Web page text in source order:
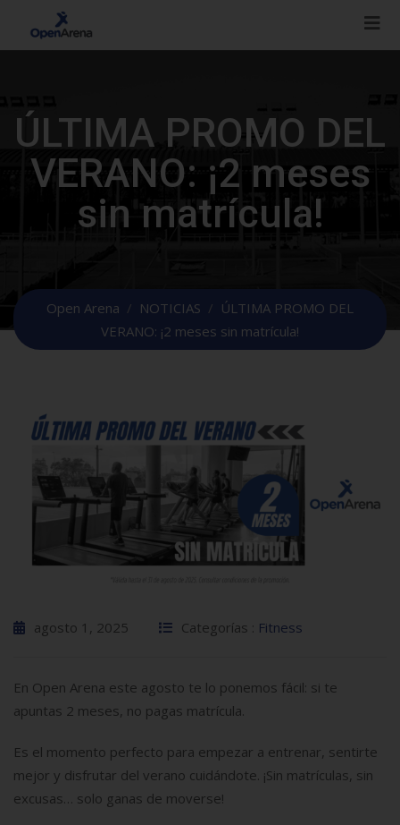
ÚLTIMA PROMO DEL
VERANO: ¡2 meses
sin matrícula!
Open Arena / NOTICIAS / ÚLTIMA PROMO DEL
VERANO: ¡2 meses sin matrícula!
agosto 1, 2025 Categorías : Fitness
En Open Arena este agosto te lo ponemos fácil: si te
apuntas 2 meses, no pagas matrícula.
Es el momento perfecto para empezar a entrenar, sentirte
mejor y disfrutar del verano cuidándote. ¡Sin matrículas, sin
excusas… solo ganas de moverse!